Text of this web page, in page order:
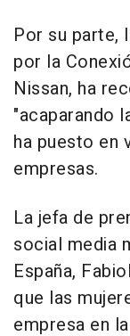
Por su parte,
por la
Nissan, ha
"acaparando
ha puesto en
empresas.
La jefa de
social media
España,
que las
empresa en